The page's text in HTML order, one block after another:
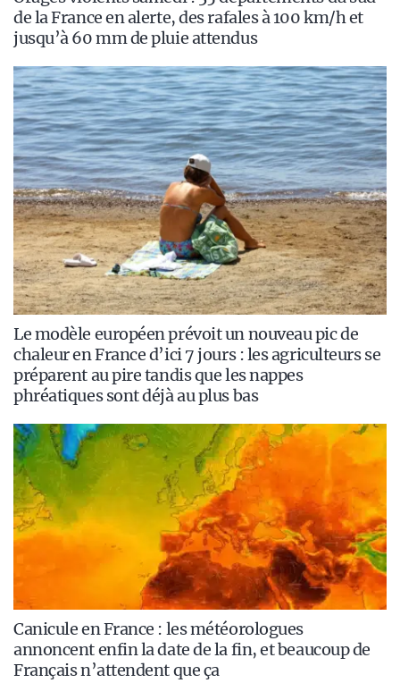
de la France en alerte, des rafales à 100 km/h et
jusqu’à 60 mm de pluie attendus
Le modèle européen prévoit un nouveau pic de
chaleur en France d’ici 7 jours : les agriculteurs se
préparent au pire tandis que les nappes
phréatiques sont déjà au plus bas
Canicule en France : les météorologues
annoncent enfin la date de la fin, et beaucoup de
Français n’attendent que ça